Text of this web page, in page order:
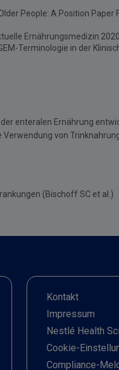
People: A Position Paper
Ernährungsmedizin
Terminologie in der
enteralen Ernährung
von
(Bischoff SC et al.)
Kontakt
Impressum
Nestlé Health
Cookie-
Compliance-